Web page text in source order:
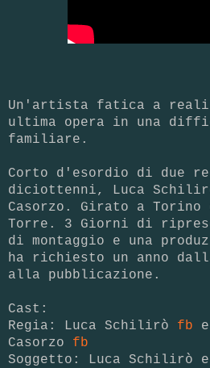
Un'artista fatica a
ultima opera in una
familiare.
Corto d'esordio di due
diciottenni, Luca
Casorzo. Girato a
Torre. 3 Giorni di
di montaggio e una
ha richiesto un anno
alla pubblicazione.
Cast:
Regia: Luca Schilirò fb
Casorzo fb
Soggetto: Luca Schilirò